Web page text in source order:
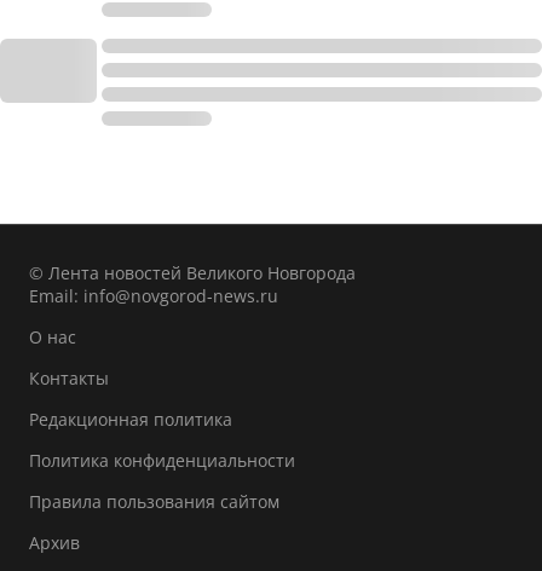
© Лента новостей Великого Новгорода
Email: info@novgorod-news.ru
О нас
Контакты
Редакционная политика
Политика конфиденциальности
Правила пользования сайтом
Архив